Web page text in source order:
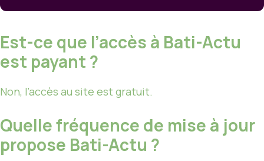
Est-ce que l’accès à Bati-Actu
est payant ?
Non, l’accès au site est gratuit.
Quelle fréquence de mise à jour
propose Bati-Actu ?